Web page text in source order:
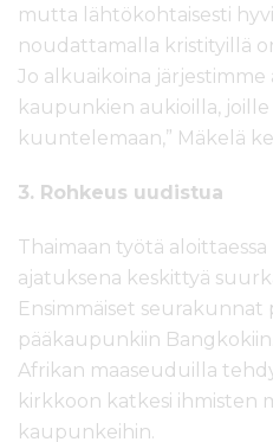
mutta lähtökohtaisesti
noudattamalla kristityillä
Jo alkuaikoina
kaupunkien aukioilla, joille
kuuntelemaan,” Mäkelä
3. Rohkeus uudistua
Thaimaan työtä
ajatuksena keskittyä
Ensimmäiset
pääkaupunkiin
Afrikan maaseuduilla
kirkkoon katkesi ihmisten
kaupunkeihin.